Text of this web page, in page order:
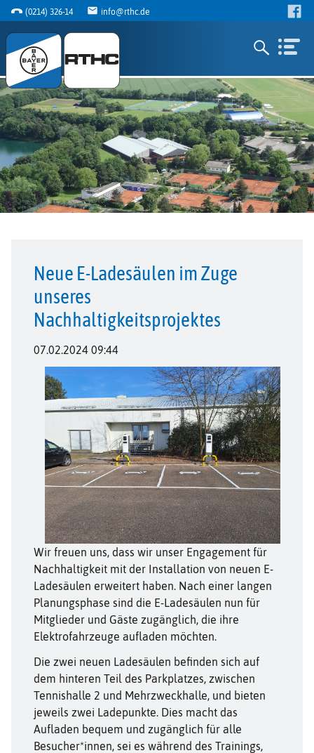
(0214) 326-14 info@rthc.de
Neue E-Ladesäulen im Zuge
unseres
Nachhaltigkeitsprojektes
07.02.2024 09:44
Wir freuen uns, dass wir unser Engagement für
Nachhaltigkeit mit der Installation von neuen E-
Ladesäulen erweitert haben. Nach einer langen
Planungsphase sind die E-Ladesäulen nun für
Mitglieder und Gäste zugänglich, die ihre
Elektrofahrzeuge aufladen möchten.
Die zwei neuen Ladesäulen befinden sich auf
dem hinteren Teil des Parkplatzes, zwischen
Tennishalle 2 und Mehrzweckhalle, und bieten
jeweils zwei Ladepunkte. Dies macht das
Aufladen bequem und zugänglich für alle
Besucher*innen, sei es während des Trainings,